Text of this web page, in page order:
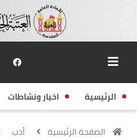
الرئيسية اخبار ونشاطات
الصفحة الرئيسية أدب